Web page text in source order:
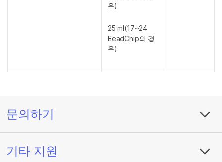
우)
25 ml(17~24
BeadChip의 경
우)
문의하기
기타 지원